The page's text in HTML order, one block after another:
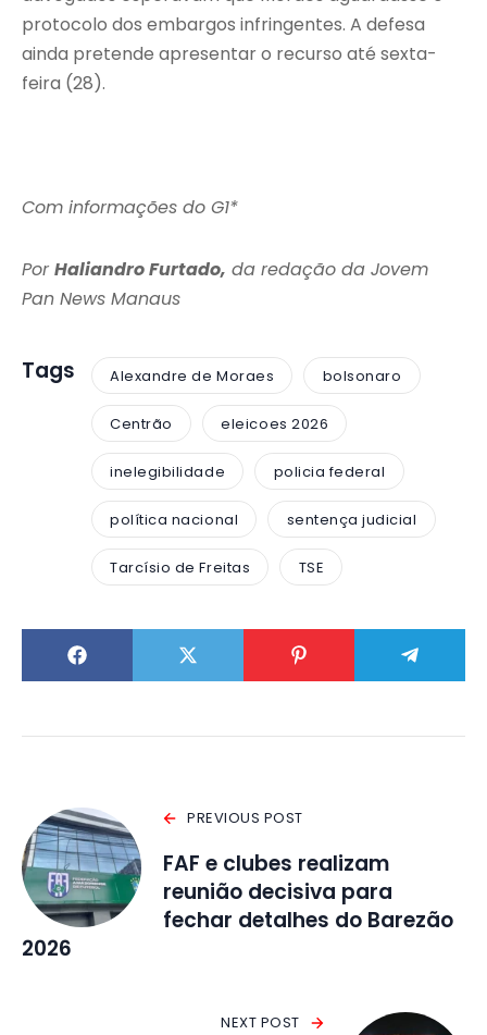
protocolo dos embargos infringentes. A defesa
ainda pretende apresentar o recurso até sexta-
feira (28).
Com informações do G1*
PorHaliandro Furtado, da redação da Jovem
Pan News Manaus
Tags Alexandre de Moraes bolsonaro
Centrão eleicoes 2026
inelegibilidade policia federal
política nacional sentença judicial
Tarcísio de Freitas TSE
PREVIOUS POST
FAF e clubes realizam
reunião decisiva para
fechar detalhes do Barezão
2026
NEXT POST